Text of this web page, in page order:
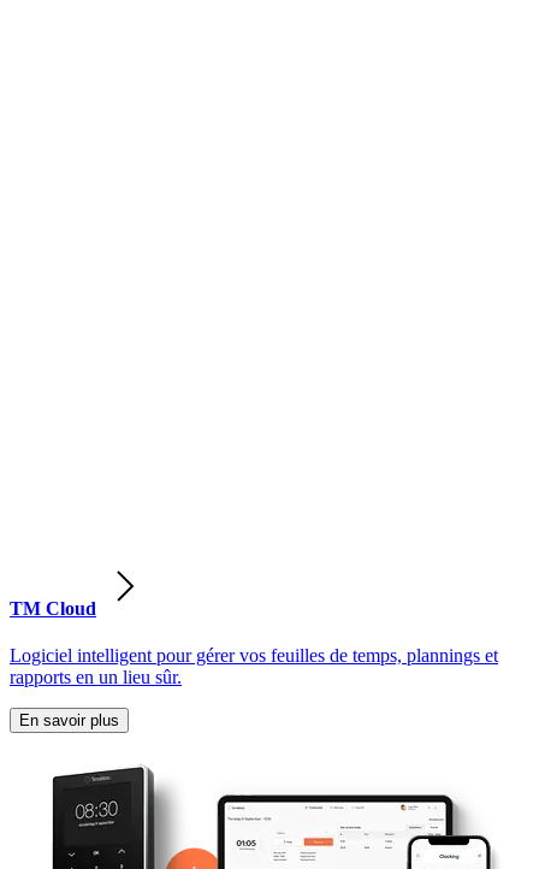
TM Cloud
Logiciel intelligent pour gérer vos feuilles de temps, plannings et
rapports en un lieu sûr.
En savoir plus